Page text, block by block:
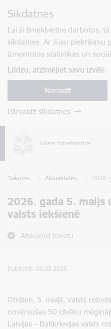
Sīkdatnes
Lai šī tīmekļvietne darbotos,
sīkdatnes. Ar Jūsu piekrišanu
izmantotas statistikas un
Lūdzu, atzīmējiet savu izvēli:
Noraidīt
Pārvaldīt sīkdatnes
Sākums Aktualitātes 2026.
2026. gada 5. maijs
valsts iekšienē
Atskaņot tekstu
Publicēts: 06.05.2026.
Otrdien, 5. maijā, Valsts
novērsušas 50 cilvēku
Latvijas – Baltkrievijas valsts